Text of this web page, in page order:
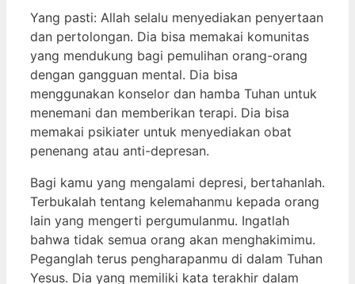
Yang pasti: Allah selalu menyediakan penyertaan
dan pertolongan. Dia bisa memakai komunitas
yang mendukung bagi pemulihan orang-orang
dengan gangguan mental. Dia bisa
menggunakan konselor dan hamba Tuhan untuk
menemani dan memberikan terapi. Dia bisa
memakai psikiater untuk menyediakan obat
penenang atau anti-depresan.
Bagi kamu yang mengalami depresi, bertahanlah.
Terbukalah tentang kelemahanmu kepada orang
lain yang mengerti pergumulanmu. Ingatlah
bahwa tidak semua orang akan menghakimimu.
Peganglah terus pengharapanmu di dalam Tuhan
Yesus. Dia yang memiliki kata terakhir dalam